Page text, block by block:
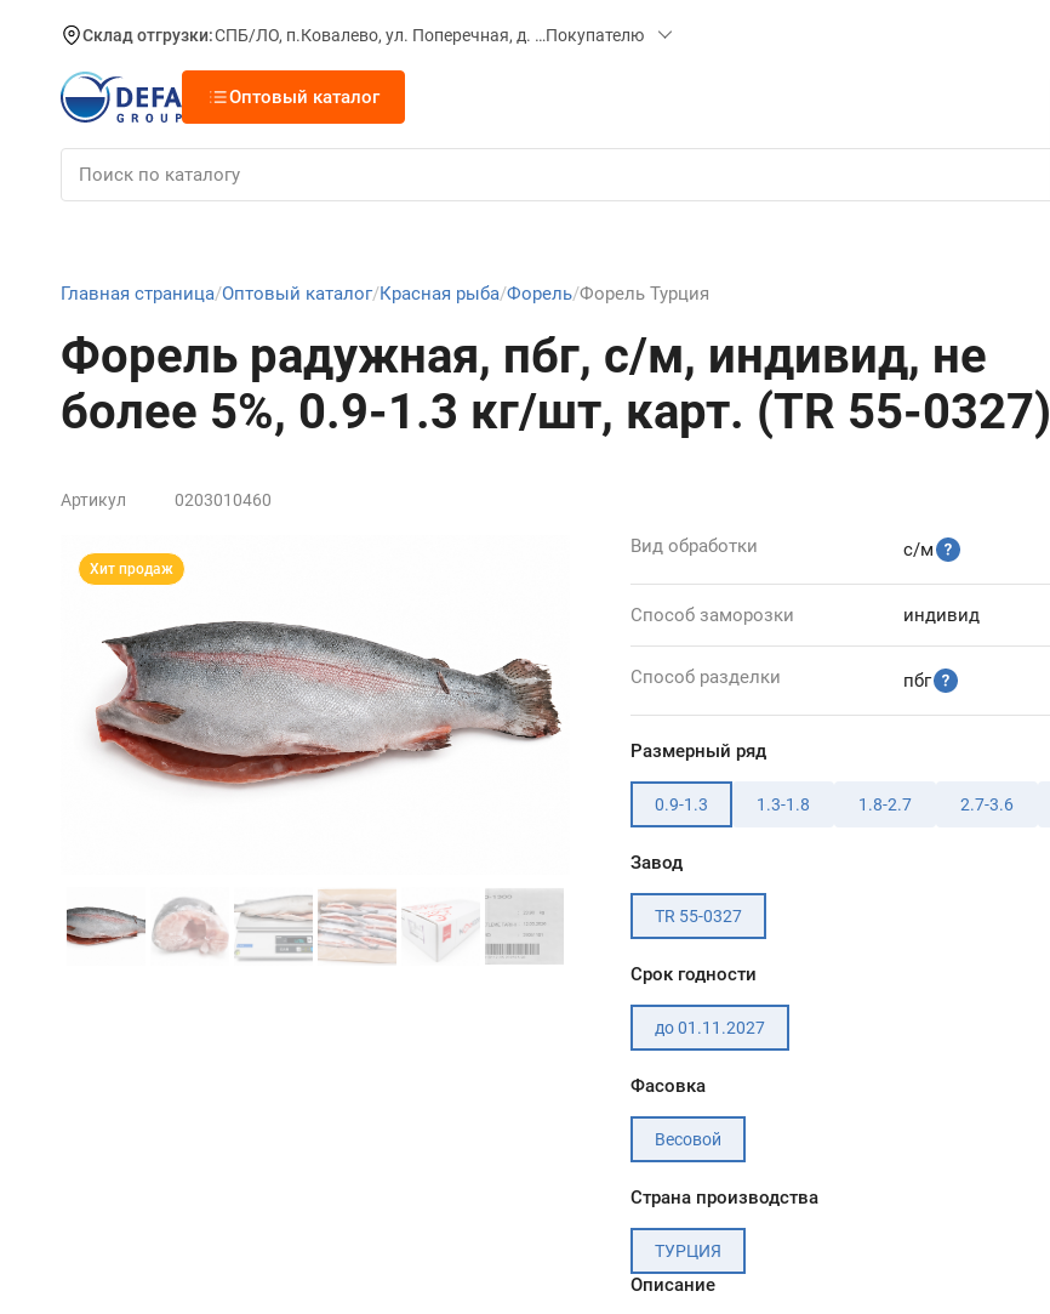
Склад отгрузки:СПБ/ЛО, п.Ковалево, ул. Поперечная, д. 15, СК «ПИРС» («МОРОЗКО»)
Покупателю
Оптовый каталог
Главная страница Оптовый каталог Красная рыба Форель Форель Турция
Форель радужная, пбг, с/м, индивид, не
более 5%, 0.9-1.3 кг/шт, карт. (TR 55-0327)
Артикул 0203010460
Хит продаж
Вид обработки с/м
Способ заморозки индивид
Способ разделки пбг
Размерный ряд
0.9-1.3 1.3-1.8 1.8-2.7 2.7-3.6
Завод
TR 55-0327
Срок годности
до 01.11.2027
Фасовка
Весовой
Страна производства
ТУРЦИЯ
Описание